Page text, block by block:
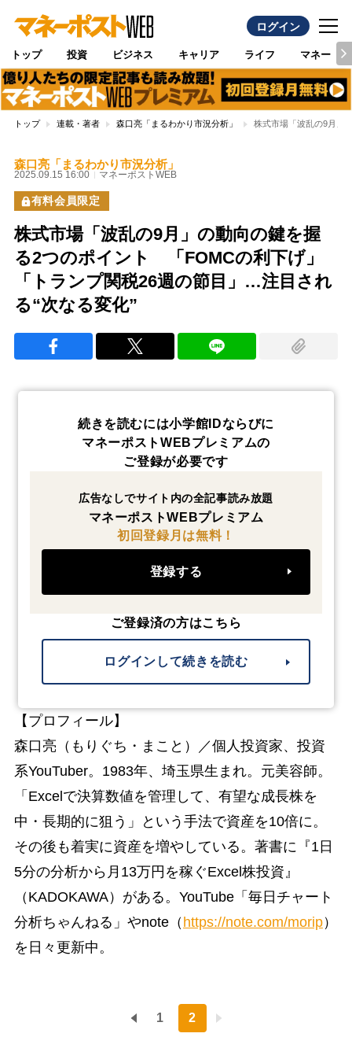
ログイン
トップ 投資 ビジネス キャリア ライフ マネー
トップ 連載・著者 森口亮「まるわかり市況分析」 株式市場「波乱の9月」
森口亮「まるわかり市況分析」
2025.09.15 16:00 マネーポストWEB
有料会員限定
株式市場「波乱の9月」の動向の鍵を握
る2つのポイント 「FOMCの利下げ」
「トランプ関税26週の節目」…注目され
る“次なる変化”
続きを読むには小学館IDならびに
マネーポストWEBプレミアムの
ご登録が必要です
広告なしでサイト内の全記事読み放題
マネーポストWEBプレミアム
初回登録月は無料！
登録する
ご登録済の方はこちら
ログインして続きを読む
【プロフィール】
森口亮（もりぐち・まこと）／個人投資家、投資
系YouTuber。1983年、埼玉県生まれ。元美容師。
「Excelで決算数値を管理して、有望な成長株を
中・長期的に狙う」という手法で資産を10倍に。
その後も着実に資産を増やしている。著書に『1日
5分の分析から月13万円を稼ぐExcel株投資』
（KADOKAWA）がある。YouTube「毎日チャート
分析ちゃんねる」やnote（ https://note.com/morip）
を日々更新中。
1 2